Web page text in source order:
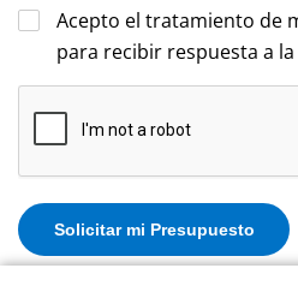
Acepto el tratamiento de
para recibir respuesta a